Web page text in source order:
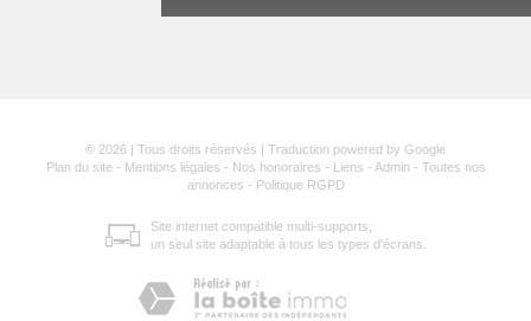
© 2026 | Tous droits réservés | Traduction powered by Google
Plan du site- Mentions légales - Nos honoraires - Liens - Admin- Toutes nos
annonces - Politique RGPD
Site internet compatible multi-supports,
un seul site adaptable à tous les types d'écrans.